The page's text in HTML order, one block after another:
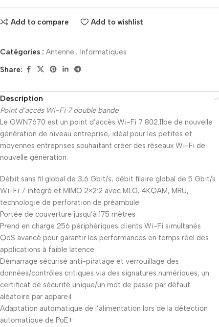
Add to compare Add to wishlist
Catégories : Antenne , Informatiques
Share:
Description
Point d’accès Wi-Fi 7 double bande
Le GWN7670 est un point d’accès Wi-Fi 7 802.11be de nouvelle
génération de niveau entreprise, idéal pour les petites et
moyennes entreprises souhaitant créer des réseaux Wi-Fi de
nouvelle génération.
Débit sans fil global de 3,6 Gbit/s, débit filaire global de 5 Gbit/s
Wi-Fi 7 intégré et MIMO 2×2:2 avec MLO, 4KQAM, MRU,
technologie de perforation de préambule
Portée de couverture jusqu’à 175 mètres
Prend en charge 256 périphériques clients Wi-Fi simultanés
QoS avancé pour garantir les performances en temps réel des
applications à faible latence
Démarrage sécurisé anti-piratage et verrouillage des
données/contrôles critiques via des signatures numériques, un
certificat de sécurité unique/un mot de passe par défaut
aléatoire par appareil
Adaptation automatique de l’alimentation lors de la détection
automatique de PoE+